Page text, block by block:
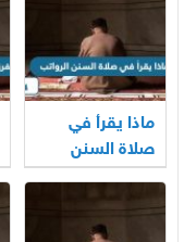
ماذا يقرأ في
صلاة السنن
الرواتب